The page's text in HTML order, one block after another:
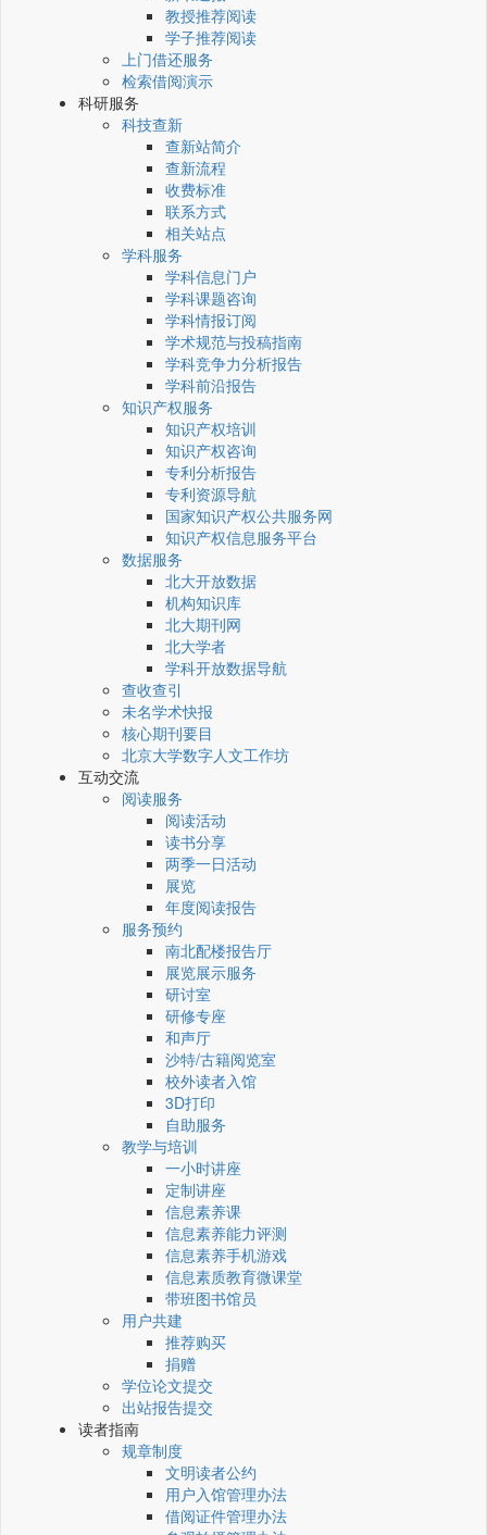
教授推荐阅读
学子推荐阅读
上门借还服务
检索借阅演示
科研服务
科技查新
查新站简介
查新流程
收费标准
联系方式
相关站点
学科服务
学科信息门户
学科课题咨询
学科情报订阅
学术规范与投稿指南
学科竞争力分析报告
学科前沿报告
知识产权服务
知识产权培训
知识产权咨询
专利分析报告
专利资源导航
国家知识产权公共服务网
知识产权信息服务平台
数据服务
北大开放数据
机构知识库
北大期刊网
北大学者
学科开放数据导航
查收查引
未名学术快报
核心期刊要目
北京大学数字人文工作坊
互动交流
阅读服务
阅读活动
读书分享
两季一日活动
展览
年度阅读报告
服务预约
南北配楼报告厅
展览展示服务
研讨室
研修专座
和声厅
沙特/古籍阅览室
校外读者入馆
3D打印
自助服务
教学与培训
一小时讲座
定制讲座
信息素养课
信息素养能力评测
信息素养手机游戏
信息素质教育微课堂
带班图书馆员
用户共建
推荐购买
捐赠
学位论文提交
出站报告提交
读者指南
规章制度
文明读者公约
用户入馆管理办法
借阅证件管理办法